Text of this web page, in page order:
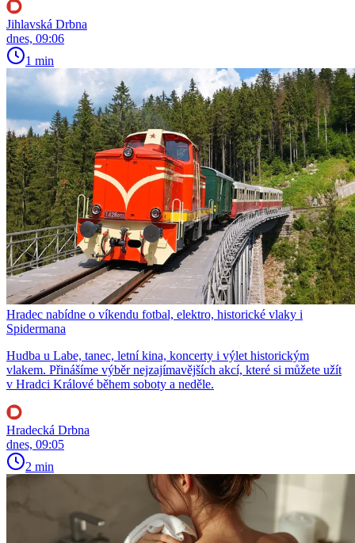
Jihlavská Drbna
dnes, 09:06
1 min
Hradec nabídne o víkendu fotbal, elektro, historické vlaky i
Spidermana
Hudba u Labe, tanec, letní kina, koncerty i výlet historickým
vlakem. Přinášíme výběr nejzajímavějších akcí, které si můžete užít
v Hradci Králové během soboty a neděle.
Hradecká Drbna
dnes, 09:05
2 min